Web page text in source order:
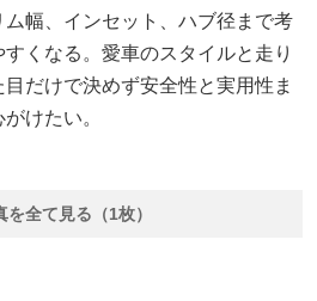
幅、インセット、ハブ径まで考
くなる。愛車のスタイルと走り
だけで決めず安全性と実用性ま
けたい。
を全て見る（1枚）